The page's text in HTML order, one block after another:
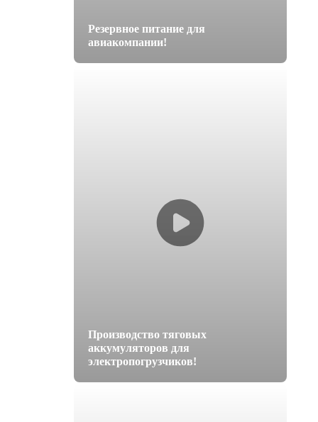
Резервное питание для
авиакомпании!
Производство тяговых
аккумуляторов для
электропогрузчиков!